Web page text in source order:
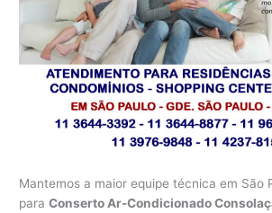
Mantemos a maior equipe técnica em São
paraConserto Ar-Condicionado